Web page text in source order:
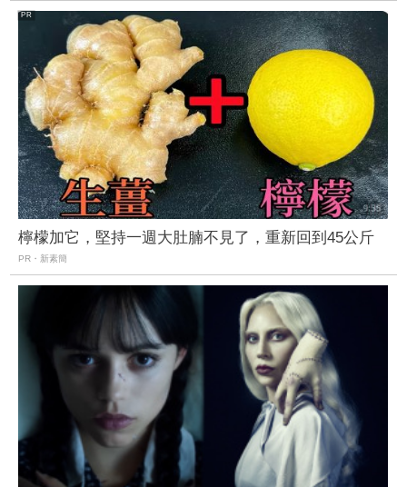
檸檬加它，堅持一週大肚腩不見了，重新回到45公斤
PR・新素簡